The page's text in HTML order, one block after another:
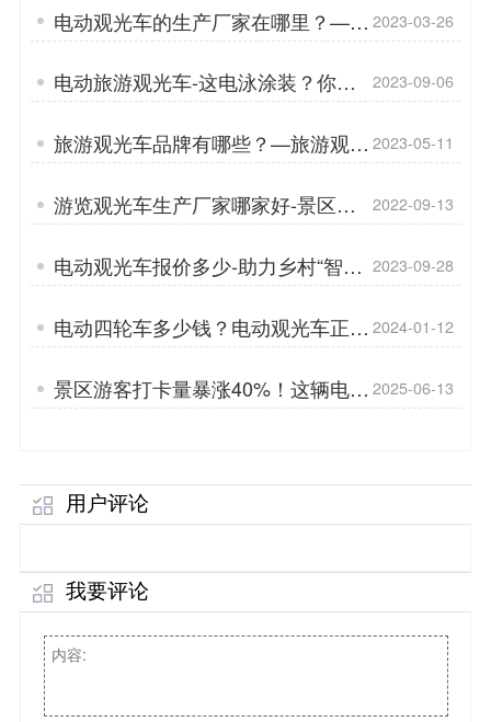
电动观光车的生产厂家在哪里？——
电动观光车售后服务的重要性「专
菱」
2023-03-26
电动旅游观光车-这电泳涂装？你知
道吗？「专菱」
2023-09-06
旅游观光车品牌有哪些？—旅游观光
车的发展现状如何？「专菱」
2023-05-11
游览观光车生产厂家哪家好-景区共
享观光车「专菱」
2022-09-13
电动观光车报价多少-助力乡村“智
慧”旅游升级「专菱」
2023-09-28
电动四轮车多少钱？电动观光车正确
选择方式？「专菱」
2024-01-12
景区游客打卡量暴涨40%！这辆电动
旅游观光车如何成为流量密码？
2025-06-13
用户评论
我要评论